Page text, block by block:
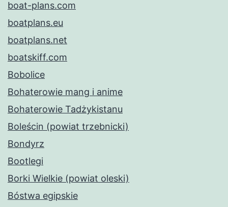
boat-plans.com
boatplans.eu
boatplans.net
boatskiff.com
Bobolice
Bohaterowie mang i anime
Bohaterowie Tadżykistanu
Boleścin (powiat trzebnicki)
Bondyrz
Bootlegi
Borki Wielkie (powiat oleski)
Bóstwa egipskie